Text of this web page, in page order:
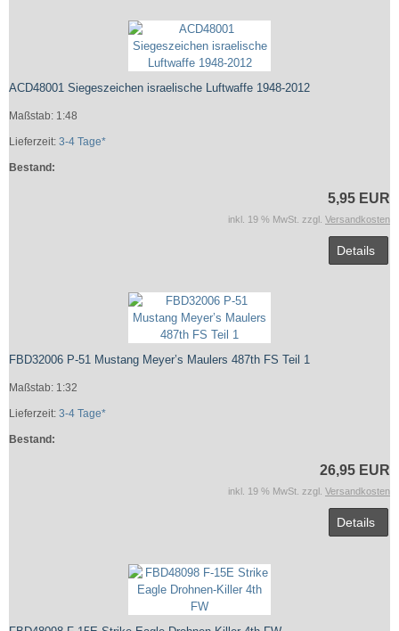
ACD48001 Siegeszeichen israelische Luftwaffe 1948-2012
Maßstab: 1:48
Lieferzeit: 3-4 Tage*
Bestand:
5,95 EUR
inkl. 19 % MwSt. zzgl. Versandkosten
Details
FBD32006 P-51 Mustang Meyer’s Maulers 487th FS Teil 1
Maßstab: 1:32
Lieferzeit: 3-4 Tage*
Bestand:
26,95 EUR
inkl. 19 % MwSt. zzgl. Versandkosten
Details